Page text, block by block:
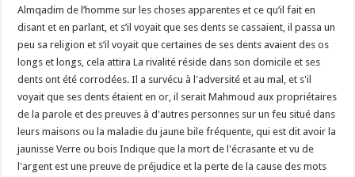
Almqadim de l’homme sur les choses apparentes et ce qu’il fait en
disant et en parlant, et s’il voyait que ses dents se cassaient, il passa un
peu sa religion et s’il voyait que certaines de ses dents avaient des os
longs et longs, cela attira La rivalité réside dans son domicile et ses
dents ont été corrodées. Il a survécu à l'adversité et au mal, et s'il
voyait que ses dents étaient en or, il serait Mahmoud aux propriétaires
de la parole et des preuves à d'autres personnes sur un feu situé dans
leurs maisons ou la maladie du jaune bile fréquente, qui est dit avoir la
jaunisse Verre ou bois Indique que la mort de l'écrasante et vu de
l'argent est une preuve de préjudice et la perte de la cause des mots